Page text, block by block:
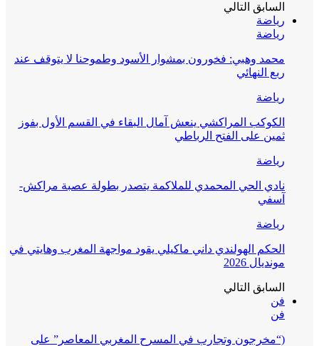
السابق التالي
رياضة
رياضة
محمد وهبي: فخورون بمشوار الأسود وطموحنا لا يتوقف عند
ربع النهائي
رياضة
الكوكب المراكشي ينعش آمال البقاء في القسم الأول بفوز
ثمين على الفتح الرباطي
رياضة
نادي الحي المحمدي للملاكمة يتصدر بطولة عصبة مراكش-
آسفي
رياضة
الحكم الهولندي داني ماكيلي يقود مواجهة المغرب وهايتي في
مونديال 2026
السابق التالي
فن
فن
(“مخرجون وتجارب في المسرح المغربي المعاصر” على